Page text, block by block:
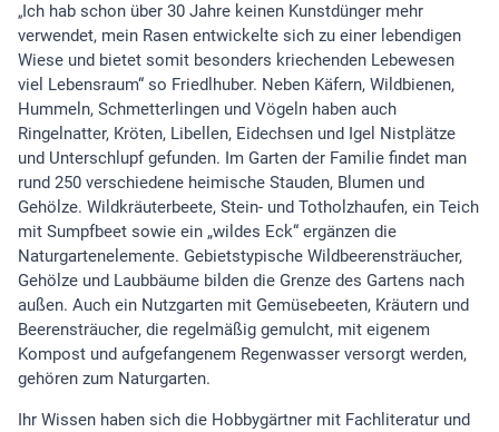
„Ich hab schon über 30 Jahre keinen Kunstdünger mehr
verwendet, mein Rasen entwickelte sich zu einer lebendigen
Wiese und bietet somit besonders kriechenden Lebewesen
viel Lebensraum“ so Friedlhuber. Neben Käfern, Wildbienen,
Hummeln, Schmetterlingen und Vögeln haben auch
Ringelnatter, Kröten, Libellen, Eidechsen und Igel Nistplätze
und Unterschlupf gefunden. Im Garten der Familie findet man
rund 250 verschiedene heimische Stauden, Blumen und
Gehölze. Wildkräuterbeete, Stein- und Totholzhaufen, ein Teich
mit Sumpfbeet sowie ein „wildes Eck“ ergänzen die
Naturgartenelemente. Gebietstypische Wildbeerensträucher,
Gehölze und Laubbäume bilden die Grenze des Gartens nach
außen. Auch ein Nutzgarten mit Gemüsebeeten, Kräutern und
Beerensträucher, die regelmäßig gemulcht, mit eigenem
Kompost und aufgefangenem Regenwasser versorgt werden,
gehören zum Naturgarten.
Ihr Wissen haben sich die Hobbygärtner mit Fachliteratur und